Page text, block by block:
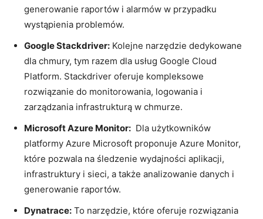
generowanie raportów i alarmów w przypadku⁣
wystąpienia problemów.
Google⁤ Stackdriver: Kolejne narzędzie dedykowane
dla ⁢chmury, tym razem dla usług Google⁤ Cloud ​
Platform. Stackdriver ⁤oferuje kompleksowe
rozwiązanie ​do ⁢monitorowania, logowania i
zarządzania infrastrukturą ​w ‌chmurze.
Microsoft Azure Monitor: ​ Dla użytkowników
platformy ⁤Azure Microsoft proponuje Azure Monitor,
które ‌pozwala‍ na śledzenie wydajności aplikacji,⁢
infrastruktury⁢ i sieci, a także ⁤analizowanie‍ danych ​i⁣
generowanie raportów.
Dynatrace: To ​narzędzie, które oferuje rozwiązania